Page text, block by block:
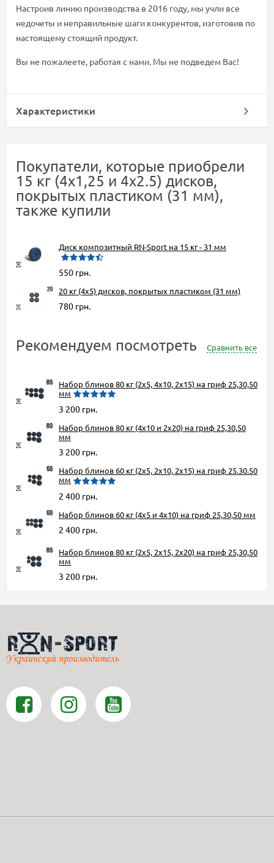
Настроив линию производства в 2016 году, мы учли все
недочеты и неправильные шаги конкурентов, изготовив по
настоящему стоящий продукт.
Вы не пожалеете, работая с нами. Мы не подведем Вас!
Характеристики
Покупатели, которые приобрели
15 кг (4x1,25 и 4x2.5) дисков,
покрытых пластиком (31 мм),
также купили
Диск композитный RN-Sport на 15 кг - 31 мм
550 грн.
20 кг (4x5) дисков, покрытых пластиком (31 мм)
780 грн.
Рекомендуем посмотреть Сравнить все
Набор блинов 80 кг (2x5, 4x10, 2x15) на гриф 25,30,50
мм
3 200 грн.
Набор блинов 80 кг (4x10 и 2x20) на гриф 25,30,50
мм
3 200 грн.
Набор блинов 60 кг (2x5, 2x10, 2x15) на гриф 25.30.50
мм
2 400 грн.
Набор блинов 60 кг (4x5 и 4x10) на гриф 25,30,50 мм
2 400 грн.
Набор блинов 80 кг (2x5, 2x15, 2x20) на гриф 25,30,50
мм
3 200 грн.